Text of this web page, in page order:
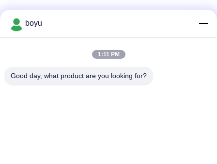
Popüler Kategoriler
Havai Hat Yığınlama
boyu
1:11 PM
Good day, what product are you looking for?